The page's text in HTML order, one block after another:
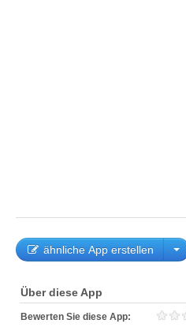
ähnliche App erstellen
Über diese App
Bewerten Sie diese App: